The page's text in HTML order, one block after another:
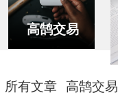
高鹄交易
所有文章 高鹄交易